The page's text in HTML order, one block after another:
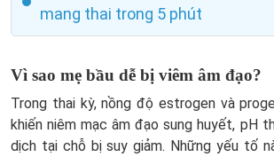
mang thai trong 5 phút
Vì sao mẹ bầu dễ bị viêm âm đạo?
Trong thai kỳ, nồng độ estrogen và
khiến niêm mạc âm đạo sung huyết, pH
dịch tại chỗ bị suy giảm. Những yếu tố